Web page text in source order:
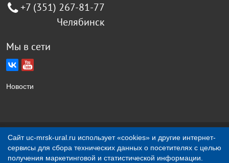
+7 (351) 267-81-77
Челябинск
Мы в сети
Новости
Создание сайта Jellyweb
О компании Контакты
Сайт uc-mrsk-ural.ru использует «cookies» и другие интернет-
сервисы для сбора технических данных о посетителях с целью
получения маркетинговой и статистической информации.